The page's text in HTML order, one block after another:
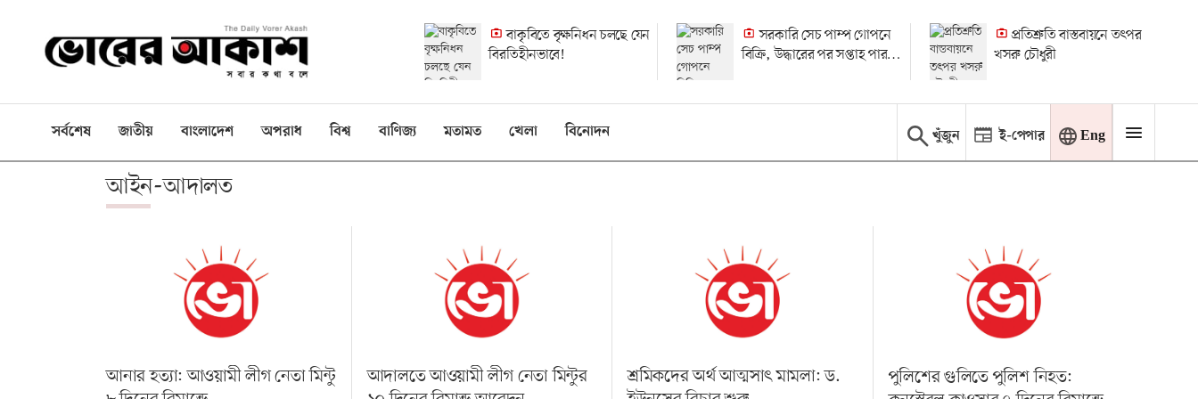
বাকৃবিতে বৃক্ষনিধন চলছে যেন
বিরতিহীনভাবে!
সরকারি সেচ পাম্প গোপনে
বিক্রি, উদ্ধারের পর সপ্তাহ পার
প্রতিশ্রুতি বাস্তবায়নে তৎপর
খসরু চৌধুরী
সর্বশেষ জাতীয় বাংলাদেশ অপরাধ বিশ্ব বাণিজ্য মতামত খেলা বিনোদন খুঁজুন ই-পেপার Eng
প্রচ্ছদ
বাংলাদেশ
আইন-আদালত
আনার হত্যা: আওয়ামী লীগ নেতা মিন্টু
আদালতে আওয়ামী লীগ নেতা মিন্টুর
শ্রমিকদের অর্থ আত্মসাৎ মামলা: ড.
পুলিশের গুলিতে পুলিশ নিহত: